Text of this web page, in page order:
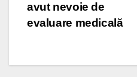
avut nevoie de
evaluare medicală